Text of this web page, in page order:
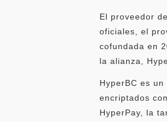
El proveedor
oficiales, el
cofundada en
la alianza,
HyperBC es
encriptados
HyperPay, la